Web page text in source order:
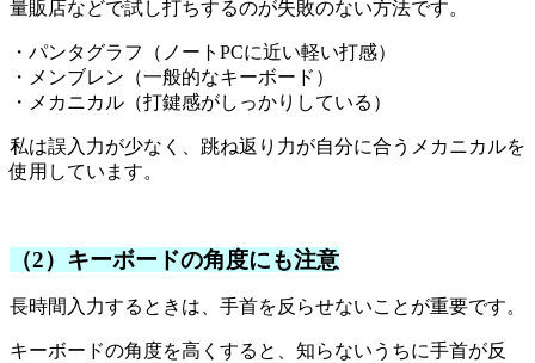
量販店などで試し打ちするのが失敗のない方法です。
・パンタグラフ（ノートPCに近い軽い打感）
・メンブレン（一般的なキーボード）
・メカニカル（打鍵感がしっかりしている）
私は誤入力が少なく、跳ね返り力が自分に合うメカニカルを
使用しています。
（2）キーボードの角度にも注意
長時間入力するときは、手首を反らせないことが重要です。
キーボードの角度を高くすると、知らないうちに手首が反